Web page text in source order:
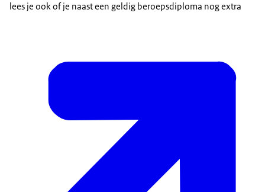
lees je ook of je naast een geldig beroepsdiploma nog extra